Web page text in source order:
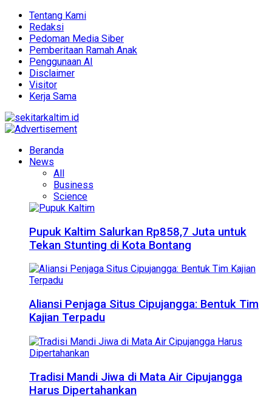
Tentang Kami
Redaksi
Pedoman Media Siber
Pemberitaan Ramah Anak
Penggunaan AI
Disclaimer
Visitor
Kerja Sama
Beranda
News
All
Business
Science
Pupuk Kaltim Salurkan Rp858,7 Juta untuk
Tekan Stunting di Kota Bontang
Aliansi Penjaga Situs Cipujangga: Bentuk Tim
Kajian Terpadu
Tradisi Mandi Jiwa di Mata Air Cipujangga
Harus Dipertahankan